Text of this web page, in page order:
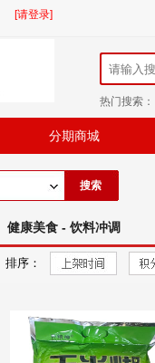
[请登录]
热门搜索：
分期商城
搜索
健康美食 - 饮料冲调
排序：